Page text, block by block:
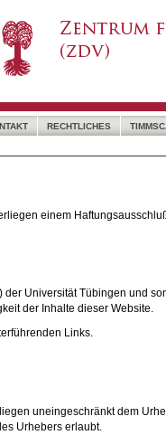
RECHTLICHES
einem
der Universität Tübingen und
der Inhalte dieser Website.
Links.
uneingeschränkt dem
Urhebers erlaubt.